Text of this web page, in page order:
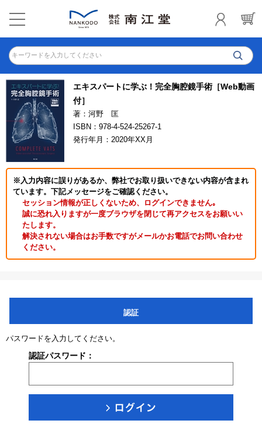
キーワードを入力してください
エキスパートに学ぶ！完全胸腔鏡手術［Web動画
付］
著：河野 匡
ISBN：978-4-524-25267-1
発行年月：2020年XX月
※入力内容に誤りがあるか、弊社でお取り扱いできない内容が含まれ
ています。下記メッセージをご確認ください。
セッション情報が正しくないため、ログインできません｡
誠に恐れ入りますが一度ブラウザを閉じて再アクセスをお願いい
たします。
解決されない場合はお手数ですがメールかお電話でお問い合わせ
ください。
認証
パスワードを入力してください。
認証パスワード：